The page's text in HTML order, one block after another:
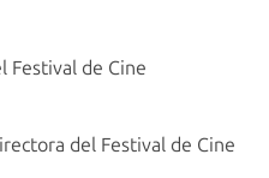
Festival de Cine
del Festival de Cine